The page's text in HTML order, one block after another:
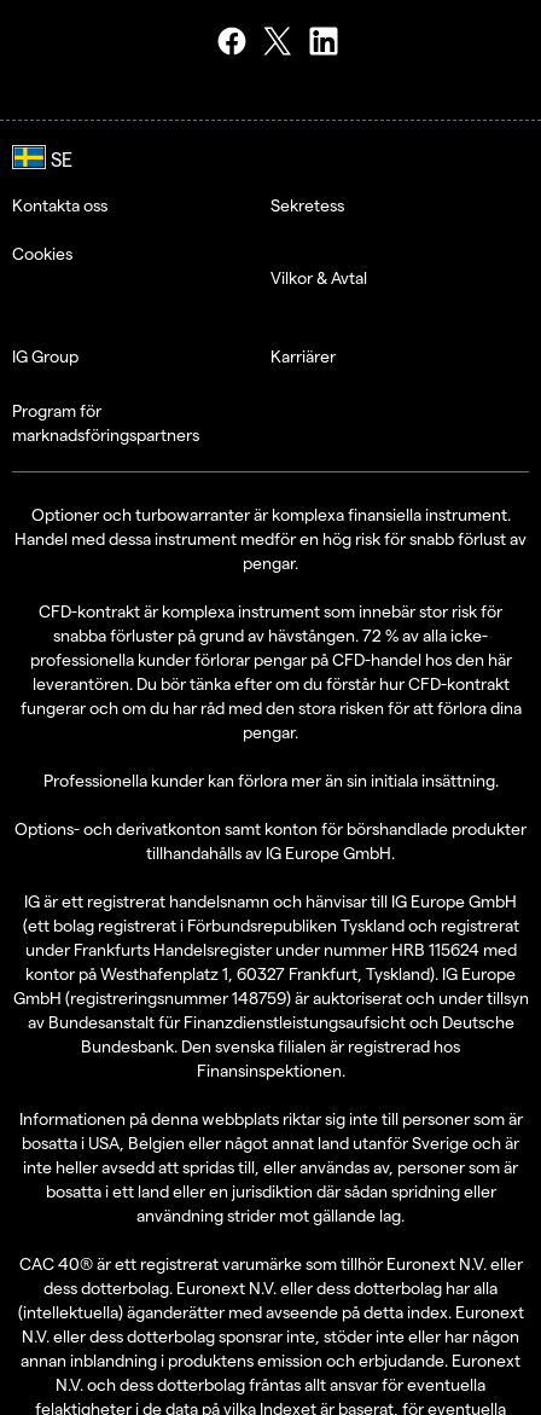
Kontakta oss Sekretess
Cookies
Vilkor & Avtal
IG Group Karriärer
Program för
marknadsföringspartners
Optioner och turbowarranter är komplexa finansiella instrument.
Handel med dessa instrument medför en hög risk för snabb förlust av
pengar.
CFD-kontrakt är komplexa instrument som innebär stor risk för
snabba förluster på grund av hävstången. 72 % av alla icke-
professionella kunder förlorar pengar på CFD-handel hos den här
leverantören. Du bör tänka efter om du förstår hur CFD-kontrakt
fungerar och om du har råd med den stora risken för att förlora dina
pengar.
Professionella kunder kan förlora mer än sin initiala insättning.
Options- och derivatkonton samt konton för börshandlade produkter
tillhandahålls av IG Europe GmbH.
IG är ett registrerat handelsnamn och hänvisar till IG Europe GmbH
(ett bolag registrerat i Förbundsrepubliken Tyskland och registrerat
under Frankfurts Handelsregister under nummer HRB 115624 med
kontor på Westhafenplatz 1, 60327 Frankfurt, Tyskland). IG Europe
GmbH (registreringsnummer 148759) är auktoriserat och under tillsyn
av Bundesanstalt für Finanzdienstleistungsaufsicht och Deutsche
Bundesbank. Den svenska filialen är registrerad hos
Finansinspektionen.
Informationen på denna webbplats riktar sig inte till personer som är
bosatta i USA, Belgien eller något annat land utanför Sverige och är
inte heller avsedd att spridas till, eller användas av, personer som är
bosatta i ett land eller en jurisdiktion där sådan spridning eller
användning strider mot gällande lag.
CAC 40® är ett registrerat varumärke som tillhör Euronext N.V. eller
dess dotterbolag. Euronext N.V. eller dess dotterbolag har alla
(intellektuella) äganderätter med avseende på detta index. Euronext
N.V. eller dess dotterbolag sponsrar inte, stöder inte eller har någon
annan inblandning i produktens emission och erbjudande. Euronext
N.V. och dess dotterbolag fråntas allt ansvar för eventuella
felaktigheter i de data på vilka Indexet är baserat, för eventuella